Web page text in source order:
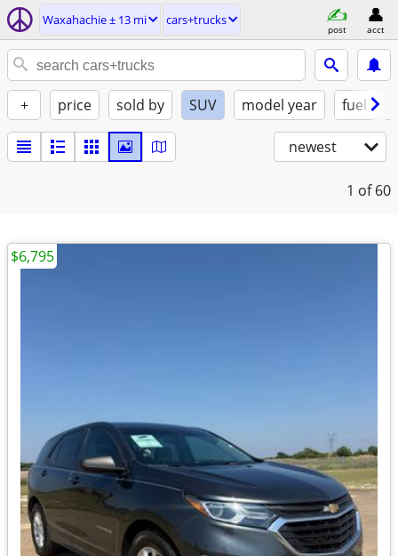
Waxahachie ± 13 mi cars+trucks
post acct
+ price sold by SUV model year fuel
newest
1 of 60
$6,795